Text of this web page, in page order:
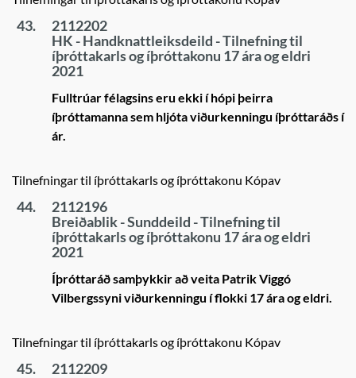
43.
2112202
HK - Handknattleiksdeild - Tilnefning til
íþróttakarls og íþróttakonu 17 ára og eldri
2021
Fulltrúar félagsins eru ekki í hópi þeirra
íþróttamanna sem hljóta viðurkenningu íþróttaráðs í
ár.
Tilnefningar til íþróttakarls og íþróttakonu Kópav
44.
2112196
Breiðablik - Sunddeild - Tilnefning til
íþróttakarls og íþróttakonu 17 ára og eldri
2021
Íþróttaráð samþykkir að veita Patrik Viggó
Vilbergssyni viðurkenningu í flokki 17 ára og eldri.
Tilnefningar til íþróttakarls og íþróttakonu Kópav
45.
2112209